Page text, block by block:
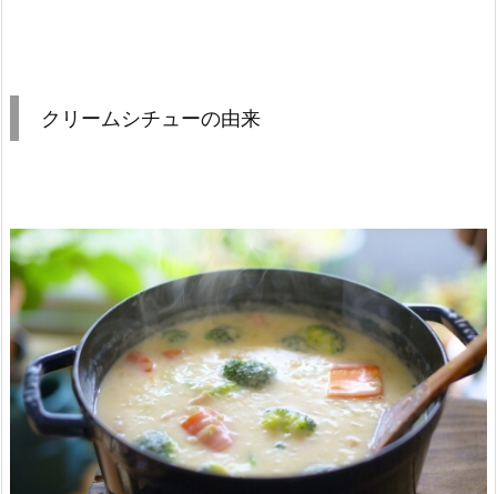
クリームシチューの由来